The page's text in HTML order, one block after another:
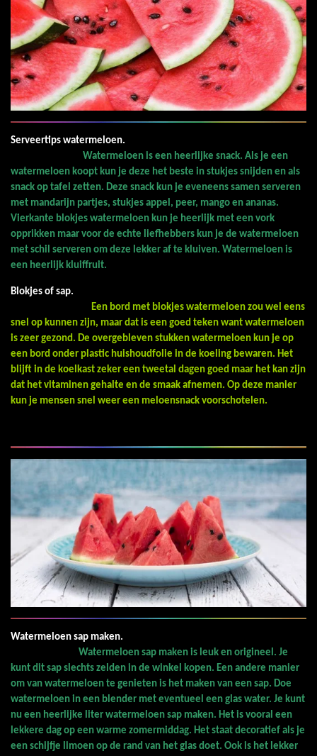
Serveertips watermeloen.
Watermeloen is een heerlijke snack. Als je een
watermeloen koopt kun je deze het beste in stukjes snijden en als
snack op tafel zetten. Deze snack kun je eveneens samen serveren
met mandarijn partjes, stukjes appel, peer, mango en ananas.
Vierkante blokjes watermeloen kun je heerlijk met een vork
opprikken maar voor de echte liefhebbers kun je de watermeloen
met schil serveren om deze lekker af te kluiven. Watermeloen is
een heerlijk kluiffruit.
Blokjes of sap.
Een bord met blokjes watermeloen zou wel eens
snel op kunnen zijn, maar dat is een goed teken want watermeloen
is zeer gezond. De overgebleven stukken watermeloen kun je op
een bord onder plastic huishoudfolie in de koeling bewaren. Het
blijft in de koelkast zeker een tweetal dagen goed maar het kan zijn
dat het vitaminen gehalte en de smaak afnemen. Op deze manier
kun je mensen snel weer een meloensnack voorschotelen.
Watermeloen sap maken.
Watermeloen sap maken is leuk en origineel. Je
kunt dit sap slechts zelden in de winkel kopen. Een andere manier
om van watermeloen te genieten is het maken van een sap. Doe
watermeloen in een blender met eventueel een glas water. Je kunt
nu een heerlijke liter watermeloen sap maken. Het is vooral een
lekkere dag op een warme zomermiddag. Het staat decoratief als je
een schijfje limoen op de rand van het glas doet. Ook is het lekker